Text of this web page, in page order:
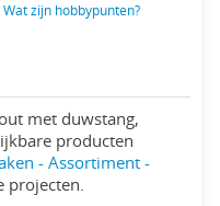
Wat zijn hobbypunten?
met duwstang,
producten
- Assortiment -
projecten.